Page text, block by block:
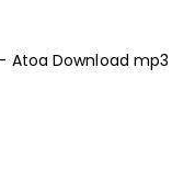
Atoa Download mp3